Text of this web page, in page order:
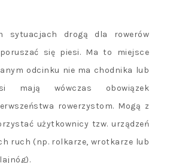
sytuacjach drogą dla rowerów
się piesi. Ma to miejsce
odcinku nie ma chodnika lub
mają wówczas obowiązek
rowerzystom. Mogą z
użytkownicy tzw. urządzeń
ruch (np. rolkarze, wrotkarze lub